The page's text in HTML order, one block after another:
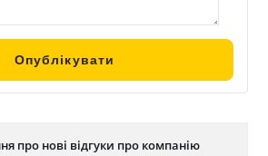
про нові відгуки про компанію